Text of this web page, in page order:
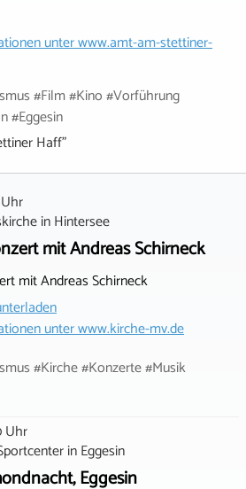
unterwww.amt-am-stettiner-
#Film #Kino #Vorführung
#Eggesin
Haff"
inHintersee
mit Andreas Schirneck
mit Andreas Schirneck
unterwww.kirche-mv.de
#Kirche #Konzerte #Musik
Uhr
inEggesin
Eggesin